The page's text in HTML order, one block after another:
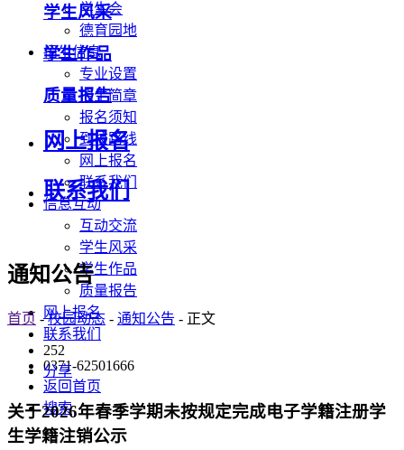
学生会
德育园地
招生信息
专业设置
招生简章
报名须知
到校路线
网上报名
联系我们
信息互动
互动交流
学生风采
学生作品
质量报告
网上报名
联系我们
0371-62501666
返回首页
搜索
学生风采
学生作品
质量报告
网上报名
联系我们
通知公告
首页 -校园动态 - 通知公告 - 正文
252
分享
关于2026年春季学期未按规定完成电子学籍注册学
生学籍注销公示